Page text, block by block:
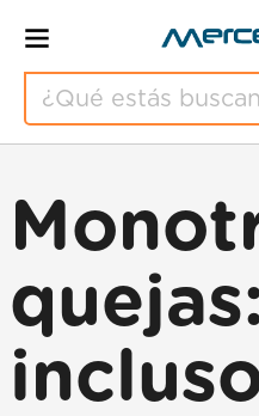
quejas: